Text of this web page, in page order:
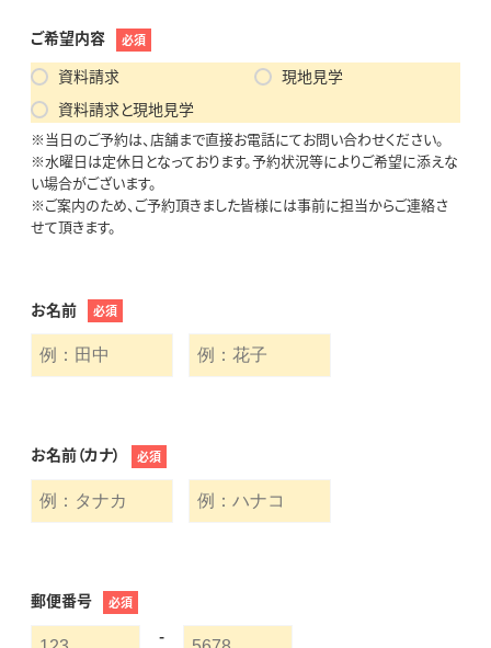
ご希望内容 必須
資料請求
現地見学
資料請求と現地見学
※当日のご予約は、店舗まで直接お電話にてお問い合わせください。
※水曜日は定休日となっております。予約状況等によりご希望に添えな
い場合がございます。
※ご案内のため、ご予約頂きました皆様には事前に担当からご連絡さ
せて頂きます。
お名前 必須
お名前（カナ） 必須
郵便番号 必須
-